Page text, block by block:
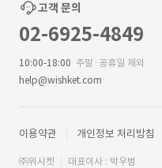
고객 문의
02-6925-4849
10:00-18:00 주말·공휴일 제외
help@wishket.com
이용약관 개인정보 처리방침
㈜위시켓
대표이사 : 박우범